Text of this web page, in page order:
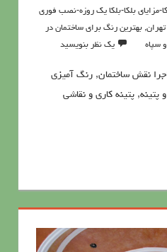
مزایای بلکا-بلکا یک روزه-نصب فوری
, بهترین رنگ برای ساختمان در
سپاه یک نظر بنویسید
نقش ساختمان, رنگ آمیزی
پتینه, پتینه کاری و نقاشی